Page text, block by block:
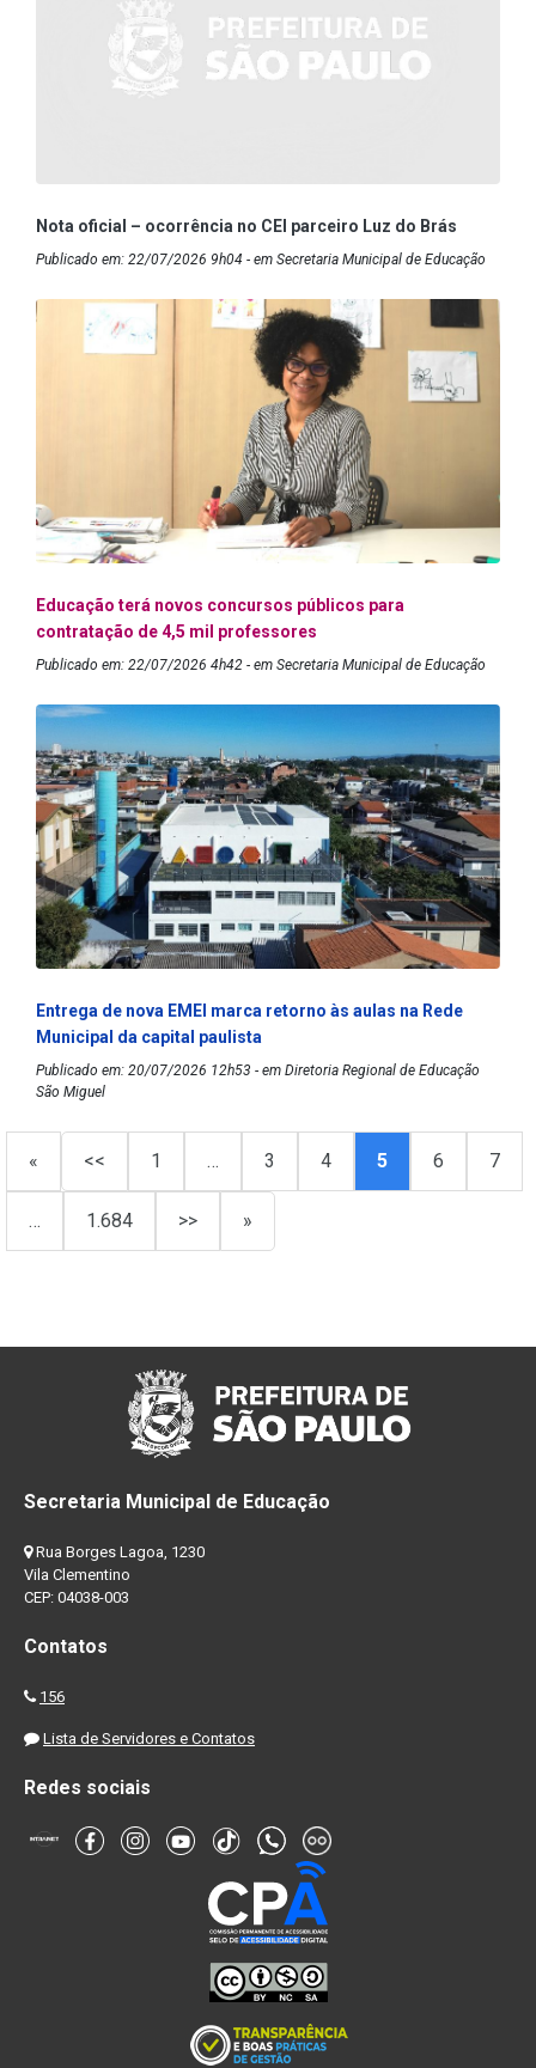
Nota oficial – ocorrência no CEI parceiro Luz do Brás
Publicado em: 22/07/2026 9h04 - em Secretaria Municipal de Educação
Educação terá novos concursos públicos para
contratação de 4,5 mil professores
Publicado em: 22/07/2026 4h42 - em Secretaria Municipal de Educação
Entrega de nova EMEI marca retorno às aulas na Rede
Municipal da capital paulista
Publicado em: 20/07/2026 12h53 - em Diretoria Regional de Educação
São Miguel
« << 1 … 3 4 5 6 7
… 1.684 >> »
Secretaria Municipal de Educação
Rua Borges Lagoa, 1230
Vila Clementino
CEP: 04038-003
Contatos
156
Lista de Servidores e Contatos
Redes sociais